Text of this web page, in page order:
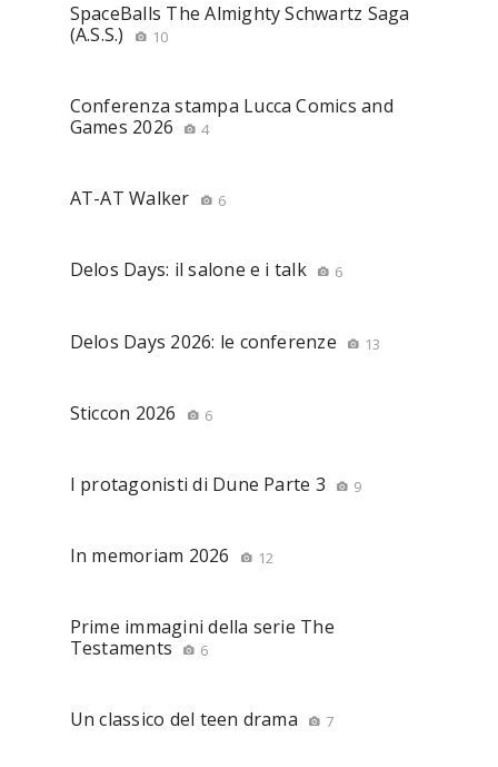
SpaceBalls The Almighty Schwartz Saga
(A.S.S.)
10
Conferenza stampa Lucca Comics and
Games 2026
4
AT-AT Walker 6
Delos Days: il salone e i talk 6
Delos Days 2026: le conferenze 13
Sticcon 2026 6
I protagonisti di Dune Parte 3 9
In memoriam 2026 12
Prime immagini della serie The
Testaments
6
Un classico del teen drama 7